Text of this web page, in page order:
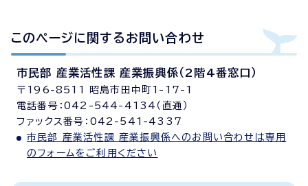
このページに関する お問い合わせ
市民部 産業活性課 産業振興係（2階4番窓口）
〒196-8511 昭島市田中町1-17-1
電話番号：042-544-4134（直通）
ファックス番号：042-541-4337
市民部 産業活性課 産業振興係へのお問い合わせは専用
のフォームをご利用ください